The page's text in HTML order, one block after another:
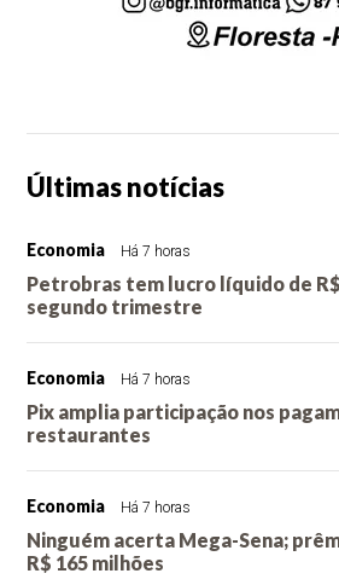
Últimas notícias
Economia Há 7 horas
Petrobras tem lucro líquido de
segundo trimestre
Economia Há 7 horas
Pix amplia participação nos
restaurantes
Economia Há 7 horas
Ninguém acerta Mega-Sena;
R$ 165 milhões